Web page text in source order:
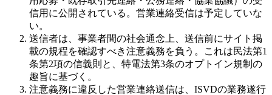
信用に公開されている。営業連絡受信は予定していな
い。
送信者は、事業者間の社会通念上、送信前にサイト掲
載の規程を確認すべき注意義務を負う。これは民法第1
条第2項の信義則と、特電法第3条のオプトイン規制の
趣旨に基づく。
注意義務に違反した営業連絡送信は、ISVDの業務遂行